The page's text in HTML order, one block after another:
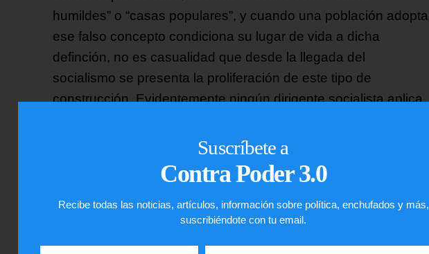
humildes” o “casas populares”, y cuando una población adopta
ese falso concepto condiciona su lugar de vida a dicha
definción, no es casualidad que desde la llegada del
socialismo se presenta la proliferación de este tipo de
construcción. Evidentemente ningún dirigente socialista aplica
Venezuela Quiere ORDEN
VenezueLa Ante TODO
Por @tepurama de @OrdenVzla
Suscríbete a
Contra Poder 3.0
Recibe todas las noticias, artículos, información sobre política, enchufados y más,
suscribiéndote con tu email.